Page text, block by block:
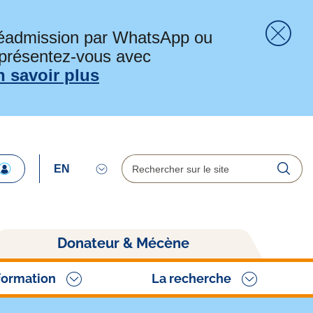
par WhatsApp ou
vous avec
savoir plus
Rechercher
La recherche
Donateur & Mécène